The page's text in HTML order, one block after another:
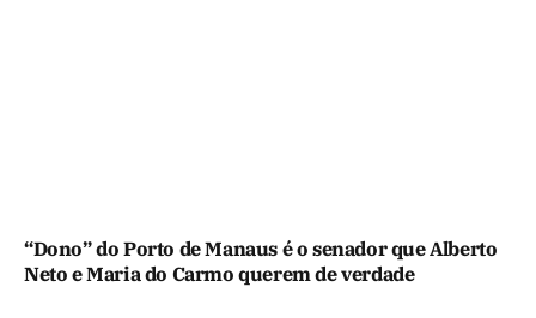
“Dono” do Porto de Manaus é o senador que Alberto
Neto e Maria do Carmo querem de verdade